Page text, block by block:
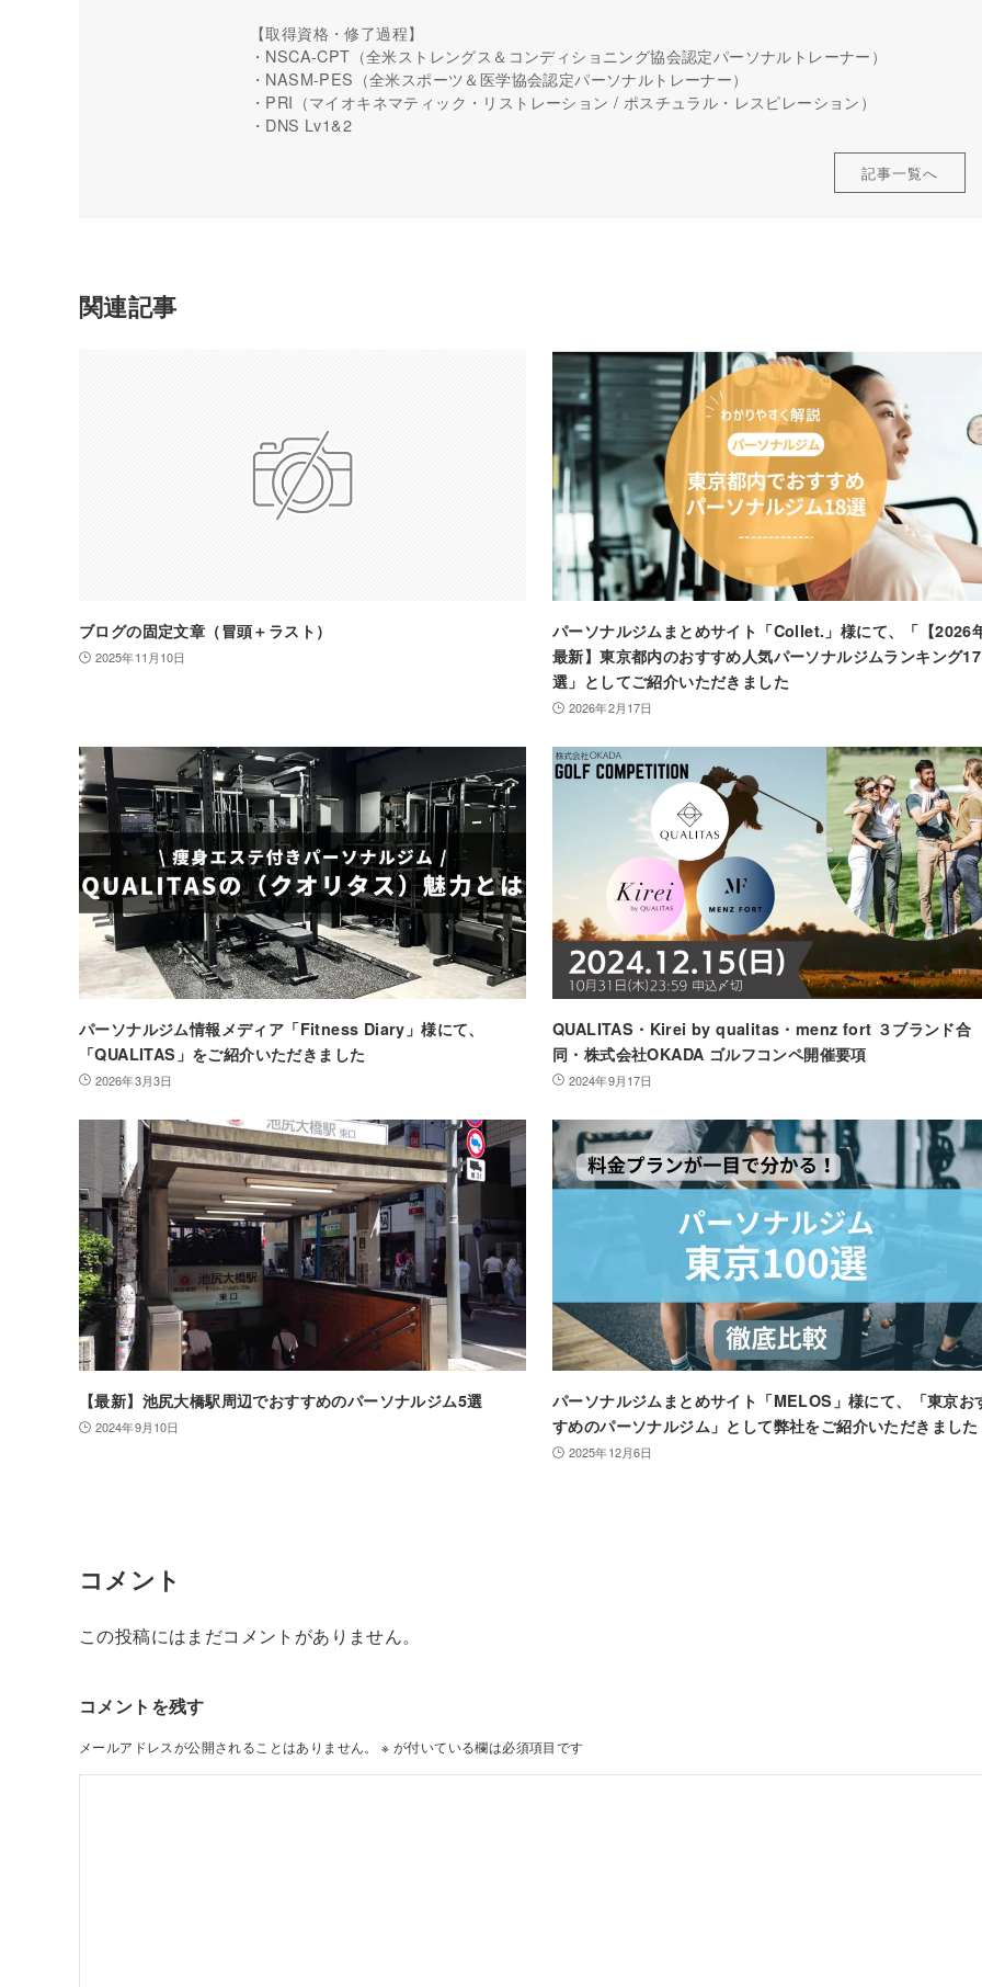
【取得資格・修了過程】
・NSCA-CPT（全米ストレングス＆コンディショニング協会認定パーソナルトレーナー）
・NASM-PES（全米スポーツ＆医学協会認定パーソナルトレーナー）
・PRI（マイオキネマティック・リストレーション / ポスチュラル・レスピレーション）
・DNS Lv1&2
記事一覧へ
関連記事
ブログの固定文章（冒頭＋ラスト）
2025年11月10日
パーソナルジムまとめサイト「Collet.」様にて、「【2026
最新】東京都内のおすすめ人気パーソナルジムランキング17
選」としてご紹介いただきました
2026年2月17日
パーソナルジム情報メディア「Fitness Diary」様にて、
「QUALITAS」をご紹介いただきました
2026年3月3日
QUALITAS・Kirei by qualitas・menz fort ３ブランド合
同・株式会社OKADA ゴルフコンペ開催要項
2024年9月17日
【最新】池尻大橋駅周辺でおすすめのパーソナルジム5選
2024年9月10日
パーソナルジムまとめサイト「MELOS」様にて、「東京お
すめのパーソナルジム」として弊社をご紹介いただきました
2025年12月6日
コメント
この投稿にはまだコメントがありません。
コメントを残す
メールアドレスが公開されることはありません。 ※ が付いている欄は必須項目です